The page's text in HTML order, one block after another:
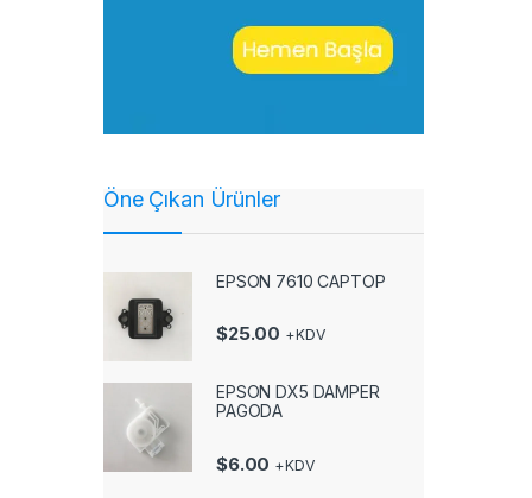
Öne Çıkan Ürünler
EPSON 7610 CAPTOP
$25.00 +KDV
EPSON DX5 DAMPER
PAGODA
$6.00 +KDV